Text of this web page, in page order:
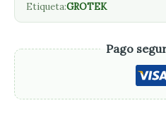
Etiqueta:GROTEK
Pago